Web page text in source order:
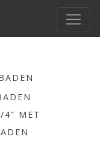
4” MET